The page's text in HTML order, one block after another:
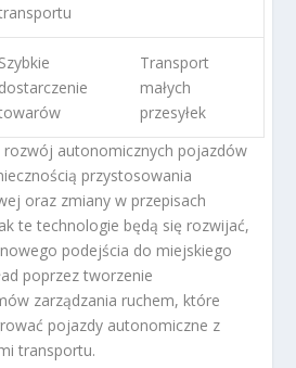
Szybkie
dostarczenie
Transport
małych
przesyłek
rozwój autonomicznych pojazdów
przystosowania
oraz zmiany w przepisach
te technologie będą się rozwijać,
podejścia do miejskiego
poprzez tworzenie
zarządzania ruchem, które
pojazdy autonomiczne z
transportu.